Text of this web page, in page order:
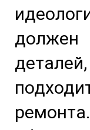
должен